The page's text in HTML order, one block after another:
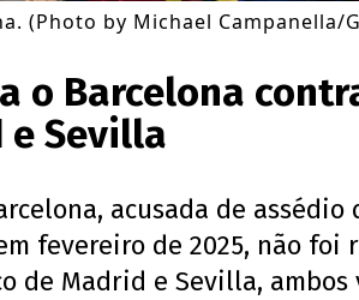
(Photo by Michael Campanella/
o Barcelona
Sevilla
acusada de assédio
fevereiro de 2025, não foi
de Madrid e Sevilla,